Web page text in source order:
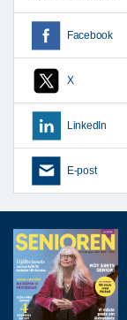
Facebook
X
LinkedIn
E-post